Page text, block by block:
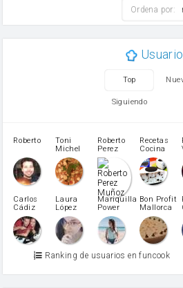
mantequilla
Opcional: Azúcar avainillado
patatas
pimiento rojo
Pimentón
pimiento verde
miel
vino blanco
Azúcar glass
Azúcar moreno
Zumo de limón
arroz
Ordena por:
Top
Siguiendo
Roberto
Toni
Michel
Caubet
Roberto
Perez
Muñoz
Recetas
Cocina
Carlos
Cádiz
Laura
López
Martínez
Mariquilla
Power
Bon Profit
Mallorca
Ranking de usuarios en funcook